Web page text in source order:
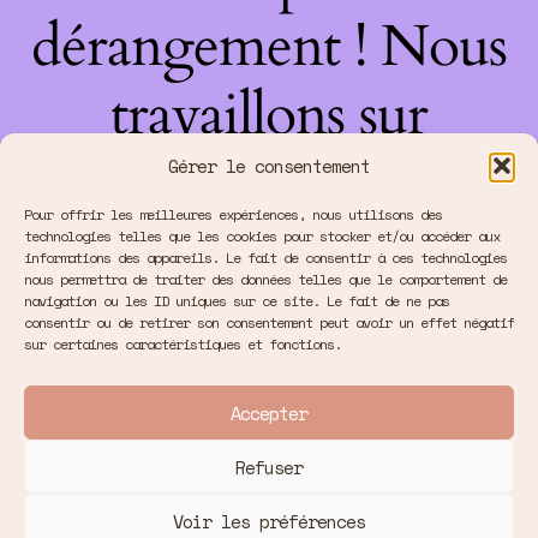
Gérer le consentement
Pour offrir les meilleures expériences, nous utilisons des
technologies telles que les cookies pour stocker et/ou accéder aux
informations des appareils. Le fait de consentir à ces technologies
nous permettra de traiter des données telles que le comportement de
navigation ou les ID uniques sur ce site. Le fait de ne pas
consentir ou de retirer son consentement peut avoir un effet négatif
sur certaines caractéristiques et fonctions.
Accepter
Refuser
Voir les préférences
dérangement ! Nous
travaillons sur
quelque chose de
fantastique –
revenez bientôt !